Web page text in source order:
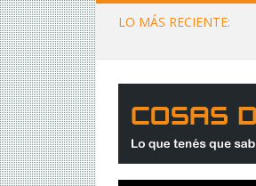
LO MÁS RECIENTE: